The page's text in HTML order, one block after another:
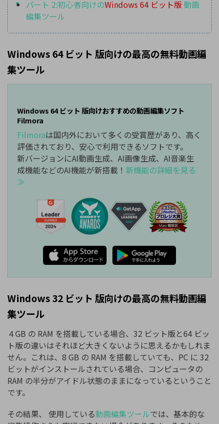
パート 2:初心者向けのWindows 64 ビット版動画
編集ツール
Windows 64 ビット 版向けの最高の無料動画編
集ツール
Windows 64 ビット 版向けおすすめの動画編集ソフト
Filmora
Filmoraは国内外において多くの受賞歴があり、高く
評価されており、安心で利用できるソフトです。
新バージョンにAI動画生成、AI画像生成、AI音楽生
成機能などのAI機能が新搭載！ 新機能の詳細を見る
≫
Windows 32 ビット 版向けの最高の無料動画編
集ツール
４GB の RAM を搭載している場合、32 ビット版と64 ビッ
ト版の違いはそれほど大きくないように思えるかもしれま
せん。これは、8 GB の RAM を搭載していても、PC に 32
ビットがインストールされている場合、コンピュータの
RAM の半分がアイドル状態のままになっているということ
です。
その結果、 使用している動画編集ツールでは、基本的な